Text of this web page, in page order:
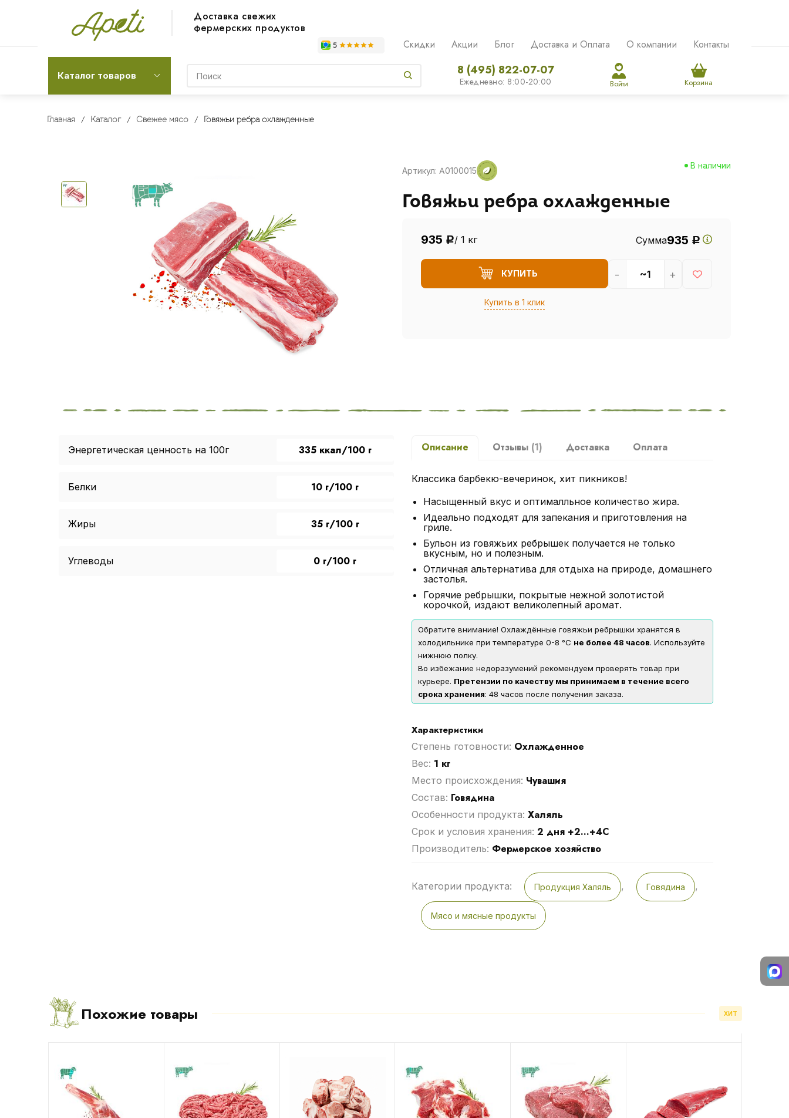
Доставка свежих
фермерских продуктов
Скидки Акции Блог Доставка и Оплата О компании Контакты
Каталог товаров 8 (495) 822-07-07
Ежедневно: 8:00-20:00 Войти Корзина
Главная Каталог Свежее мясо Говяжьи ребра охлажденные
Артикул: A0100015
В наличии
Говяжьи ребра охлажденные
935 Р/ 1 кг Сумма935 Р
КУПИТЬ
Купить в 1 клик
- +
Энергетическая ценность на 100г 335 ккал/100 г
Белки 10 г/100 г
Жиры 35 г/100 г
Углеводы 0 г/100 г
Описание Отзывы (1) Доставка Оплата
Классика барбекю-вечеринок, хит пикников!
Насыщенный вкус и оптималльное количество жира.
Идеально подходят для запекания и приготовления на
гриле.
Бульон из говяжьих ребрышек получается не только
вкусным, но и полезным.
Отличная альтернатива для отдыха на природе, домашнего
застолья.
Горячие ребрышки, покрытые нежной золотистой
корочкой, издают великолепный аромат.
Обратите внимание! Охлаждённые говяжьи ребрышки хранятся в
холодильнике при температуре 0-8 °С не более 48 часов. Используйте
нижнюю полку.
Во избежание недоразумений рекомендуем проверять товар при
курьере. Претензии по качеству мы принимаем в течение всего
срока хранения: 48 часов после получения заказа.
Характеристики
Степень готовности: Охлажденное
Вес: 1 кг
Место происхождения: Чувашия
Cостав: Говядина
Особенности продукта: Халяль
Срок и условия хранения: 2 дня +2...+4С
Производитель: Фермерское хозяйство
Категории продукта: Продукция Халяль , Говядина ,
Мясо и мясные продукты
Похожие товары ХИТ